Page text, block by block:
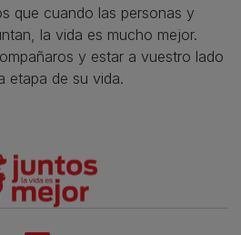
que cuando las personas y
la vida es mucho mejor.
y estar a vuestro lado
etapa de su vida.​